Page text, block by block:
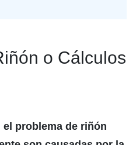
o Cálculos
el problema de riñón